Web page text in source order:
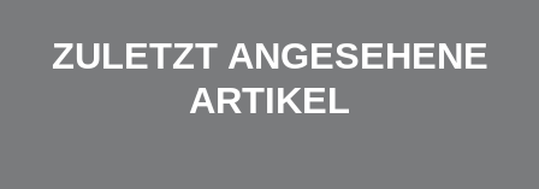
ZULETZT ANGESEHENE
ARTIKEL